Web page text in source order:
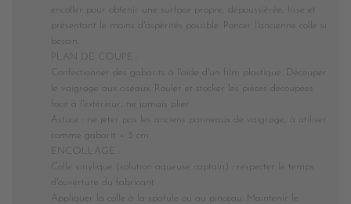
encoller pour obtenir une surface propre, dépoussiérée, lisse et
présentant le moins d'aspérités possible. Poncer l'ancienne colle si
besoin.
PLAN DE COUPE :
Confectionner des gabarits à l'aide d'un film plastique. Découper
le vaigrage aux ciseaux. Rouler et stocker les pièces découpées
face à l'extérieur, ne jamais plier.
Astuce : ne jeter pas les anciens panneaux de vaigrage, à utiliser
comme gabarit + 3 cm
ENCOLLAGE :
Colle vinylique (
solution aqueuse captain)
: respecter le temps
d'ouverture du fabricant
Appliquer la colle à la spatule ou au pinceau. Maintenir le